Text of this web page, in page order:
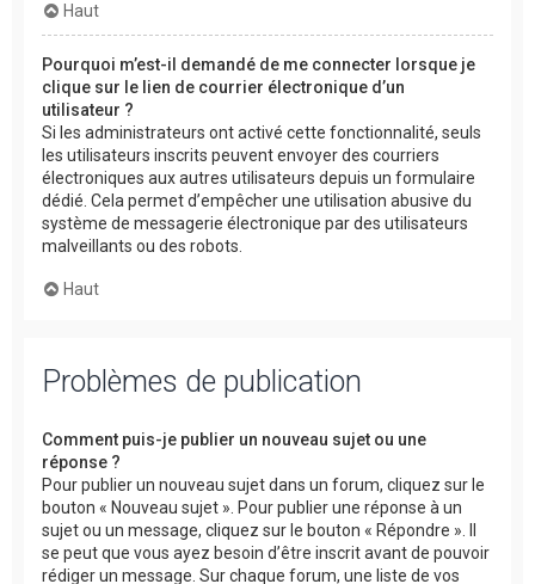
Haut
Pourquoi m’est-il demandé de me connecter lorsque je
clique sur le lien de courrier électronique d’un
utilisateur ?
Si les administrateurs ont activé cette fonctionnalité, seuls
les utilisateurs inscrits peuvent envoyer des courriers
électroniques aux autres utilisateurs depuis un formulaire
dédié. Cela permet d’empêcher une utilisation abusive du
système de messagerie électronique par des utilisateurs
malveillants ou des robots.
Haut
Problèmes de publication
Comment puis-je publier un nouveau sujet ou une
réponse ?
Pour publier un nouveau sujet dans un forum, cliquez sur le
bouton « Nouveau sujet ». Pour publier une réponse à un
sujet ou un message, cliquez sur le bouton « Répondre ». Il
se peut que vous ayez besoin d’être inscrit avant de pouvoir
rédiger un message. Sur chaque forum, une liste de vos